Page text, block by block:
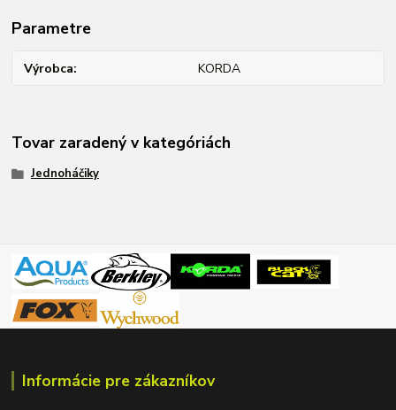
Parametre
Výrobca KORDA
Tovar zaradený v kategóriách
Jednoháčiky
Informácie pre zákazníkov